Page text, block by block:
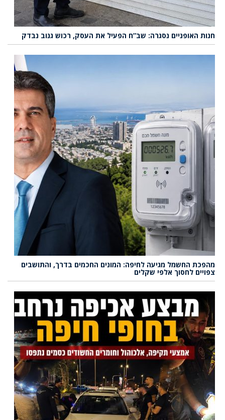
חנות האופניים נסגרה: שב”ח הפעיל את העסק, רכוש גנוב נבדק
מהפכת החשמל מגיעה לחיפה: המונים החכמים בדרך, והתושבים
צפויים לחסוך אלפי שקלים